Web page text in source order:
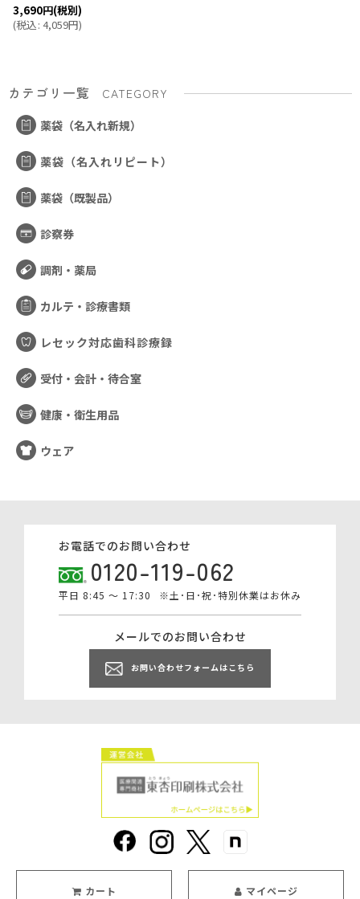
3,690円(税別)
(税込: 4,059円)
カテゴリ一覧
CATEGORY
薬袋（名入れ新規）
薬袋（名入れリピート）
薬袋（既製品）
診察券
調剤・薬局
カルテ・診療書類
レセック対応歯科診療録
受付・会計・待合室
健康・衛生用品
ウェア
お電話でのお問い合わせ
0120-119-062
平日 8:45 ～ 17:30 ※土･日･祝･特別休業はお休み
メールでのお問い合わせ
お問い合わせフォームはこちら
カート マイページ